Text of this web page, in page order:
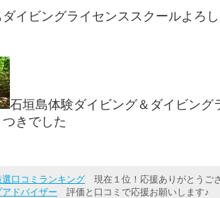
イビングライセンススクールよろ
石垣島体験ダイビング＆ダイビング
きでした
選口コミランキング 現在１位！応援ありがとうご
アドバイザー 評価と口コミで応援お願いします♪